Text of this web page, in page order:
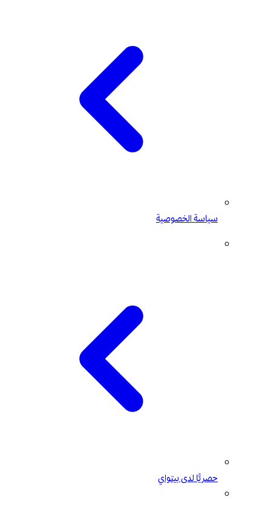
سياسة الخصوصية
حصريًّا لدى بيتواي